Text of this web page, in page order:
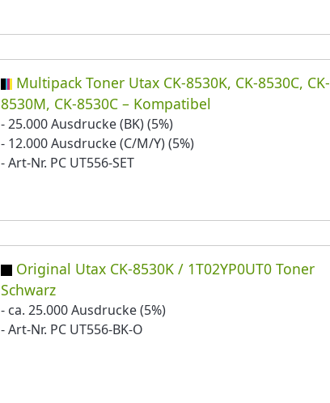
Multipack Toner Utax CK-8530K, CK-8530C, CK-
8530M, CK-8530C – Kompatibel
- 25.000 Ausdrucke (BK) (5%)
- 12.000 Ausdrucke (C/M/Y) (5%)
- Art-Nr. PC UT556-SET
Original Utax CK-8530K / 1T02YP0UT0 Toner
Schwarz
- ca. 25.000 Ausdrucke (5%)
- Art-Nr. PC UT556-BK-O